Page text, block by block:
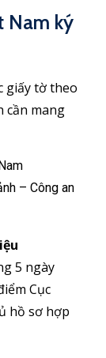
Nam ký
giấy tờ theo
cần mang
– Công an
5 ngày
Cục
hồ sơ hợp